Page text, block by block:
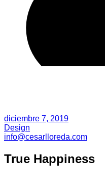
diciembre 7, 2019
Design
info@cesarlloreda.com
True Happiness